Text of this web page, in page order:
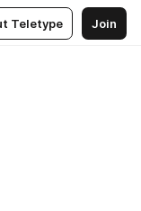
Teletype Join